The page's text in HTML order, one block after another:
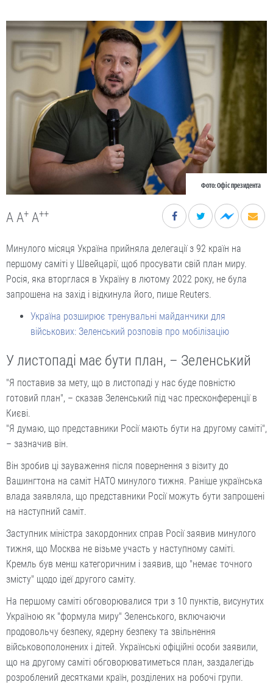
Фото: Офіс президента
A A+ A++
Минулого місяця Україна прийняла делегації з 92 країн на
першому саміті у Швейцарії, щоб просувати свій план миру.
Росія, яка вторглася в Україну в лютому 2022 року, не була
запрошена на захід і відкинула його, пише Reuters.
Україна розширює тренувальні майданчики для
військових: Зеленський розповів про мобілізацію
У листопаді має бути план, – Зеленський
"Я поставив за мету, що в листопаді у нас буде повністю
готовий план", – сказав Зеленський під час пресконференції в
Києві.
"Я думаю, що представники Росії мають бути на другому саміті",
– зазначив він.
Він зробив ці зауваження після повернення з візиту до
Вашингтона на саміт НАТО минулого тижня. Раніше українська
влада заявляла, що представники Росії можуть бути запрошені
на наступний саміт.
Заступник міністра закордонних справ Росії заявив минулого
тижня, що Москва не візьме участь у наступному саміті.
Кремль був менш категоричним і заявив, що "немає точного
змісту" щодо ідеї другого саміту.
На першому саміті обговорювалися три з 10 пунктів, висунутих
Україною як "формула миру" Зеленського, включаючи
продовольчу безпеку, ядерну безпеку та звільнення
військовополонених і дітей. Українські офіційні особи заявили,
що на другому саміті обговорюватиметься план, заздалегідь
розроблений десятками країн, розділених на робочі групи.